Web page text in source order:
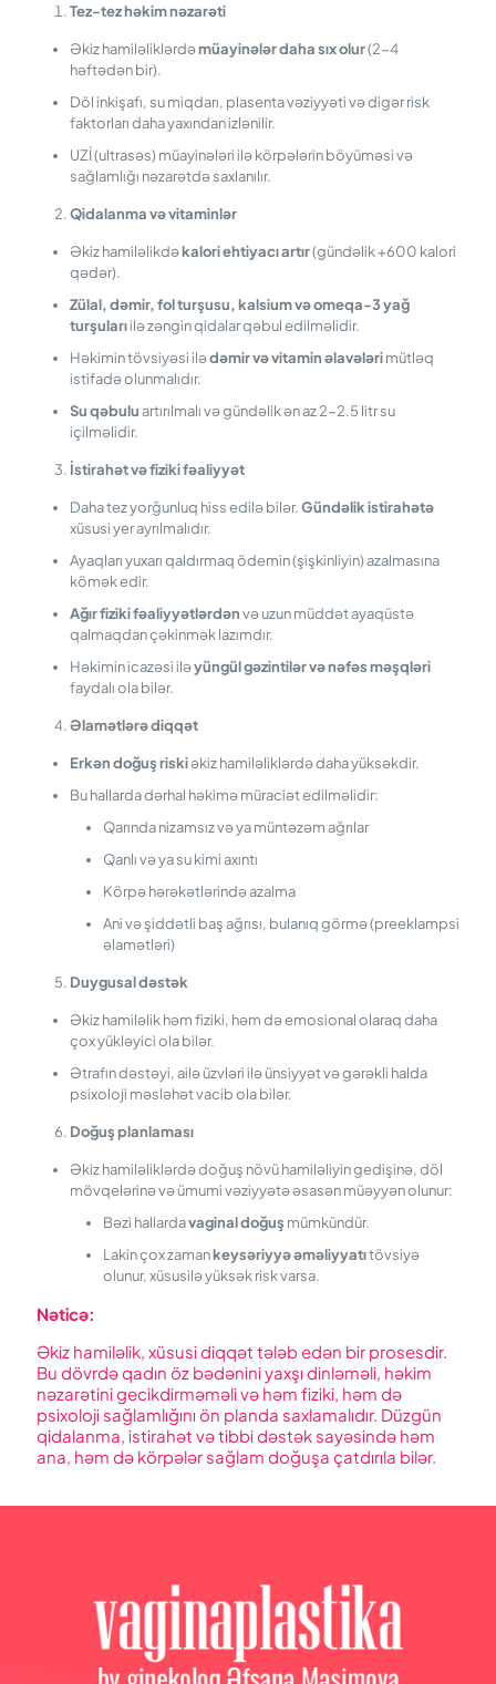
Tez-tez həkim nəzarəti
Əkiz hamiləliklərdəmüayinələr daha sıx olur(2-4
həftədən bir).
Döl inkişafı, su miqdarı, plasenta vəziyyəti və digər risk
faktorları daha yaxından izlənilir.
UZİ (ultrasəs) müayinələri ilə körpələrin böyüməsi və
sağlamlığı nəzarətdə saxlanılır.
Qidalanma və vitaminlər
Əkiz hamiləlikdəkalori ehtiyacı artır(gündəlik +600 kalori
qədər).
Zülal, dəmir, fol turşusu, kalsium və omeqa-3 yağ
turşularıilə zəngin qidalar qəbul edilməlidir.
Həkimin tövsiyəsi ilədəmir və vitamin əlavələrimütləq
istifadə olunmalıdır.
Su qəbuluartırılmalı və gündəlik ən az 2-2.5 litr su
içilməlidir.
İstirahət və fiziki fəaliyyət
Daha tez yorğunluq hiss edilə bilər. Gündəlik istirahətə
xüsusi yer ayrılmalıdır.
Ayaqları yuxarı qaldırmaq ödemin (şişkinliyin) azalmasına
kömək edir.
Ağır fiziki fəaliyyətlərdənvə uzun müddət ayaqüstə
qalmaqdan çəkinmək lazımdır.
Həkimin icazəsi iləyüngül gəzintilər və nəfəs məşqləri
faydalı ola bilər.
Əlamətlərə diqqət
Erkən doğuş riskiəkiz hamiləliklərdə daha yüksəkdir.
Bu hallarda dərhal həkimə müraciət edilməlidir:
Qarında nizamsız və ya müntəzəm ağrılar
Qanlı və ya su kimi axıntı
Körpə hərəkətlərində azalma
Ani və şiddətli baş ağrısı, bulanıq görmə (preeklampsi
əlamətləri)
Duygusal dəstək
Əkiz hamiləlik həm fiziki, həm də emosional olaraq daha
çox yükləyici ola bilər.
Ətrafın dəstəyi, ailə üzvləri ilə ünsiyyət və gərəkli halda
psixoloji məsləhət vacib ola bilər.
Doğuş planlaması
Əkiz hamiləliklərdə doğuş növü hamiləliyin gedişinə, döl
mövqelərinə və ümumi vəziyyətə əsasən müəyyən olunur:
Bəzi hallardavaginal doğuş mümkündür.
Lakin çox zamankeysəriyyə əməliyyatıtövsiyə
olunur, xüsusilə yüksək risk varsa.
Nəticə:
Əkiz hamiləlik, xüsusi diqqət tələb edən bir prosesdir.
Bu dövrdə qadın öz bədənini yaxşı dinləməli, həkim
nəzarətini gecikdirməməli və həm fiziki, həm də
psixoloji sağlamlığını ön planda saxlamalıdır. Düzgün
qidalanma, istirahət və tibbi dəstək sayəsində həm
ana, həm də körpələr sağlam doğuşa çatdırıla bilər.